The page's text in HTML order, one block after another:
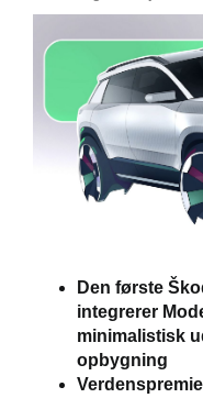
Danmarks
Den første
integrerer
minimalistisk
opbygning